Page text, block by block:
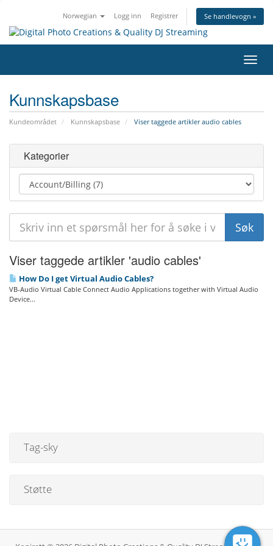
Norwegian Logg inn Registrer Se handlevogn »
Bytt
Kunnskapsbase
Kundeområdet Kunnskapsbase Viser taggede artikler audio cables
Kategorier
Viser taggede artikler 'audio cables'
How Do I get Virtual Audio Cables?
VB-Audio Virtual Cable Connect Audio Applications together with Virtual Audio
Device...
Tag-sky
Støtte